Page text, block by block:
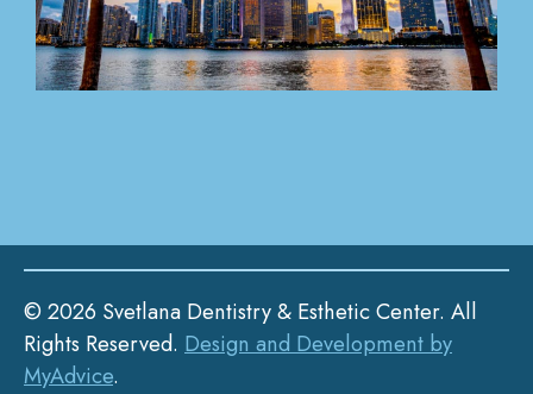
© 2026 Svetlana Dentistry & Esthetic Center. All
Rights Reserved. Design and Development by
MyAdvice.